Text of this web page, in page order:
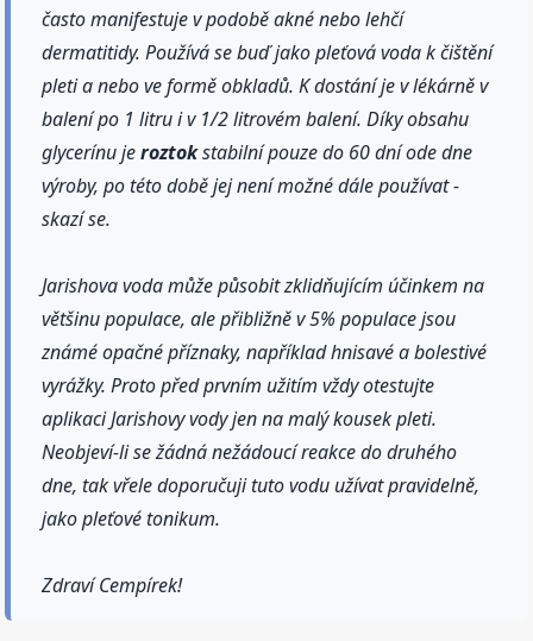
často manifestuje v podobě akné nebo lehčí
dermatitidy. Používá se buď jako pleťová voda k čištění
pleti a nebo ve formě obkladů. K dostání je v lékárně v
balení po 1 litru i v 1/2 litrovém balení. Díky obsahu
glycerínu jeroztokstabilní pouze do 60 dní ode dne
výroby, po této době jej není možné dále používat -
skazí se.
Jarishova voda může působit zklidňujícím účinkem na
většinu populace, ale přibližně v 5% populace jsou
známé opačné příznaky, například hnisavé a bolestivé
vyrážky. Proto před prvním užitím vždy otestujte
aplikaci Jarishovy vody jen na malý kousek pleti.
Neobjeví-li se žádná nežádoucí reakce do druhého
dne, tak vřele doporučuji tuto vodu užívat pravidelně,
jako pleťové tonikum.
Zdraví Cempírek!